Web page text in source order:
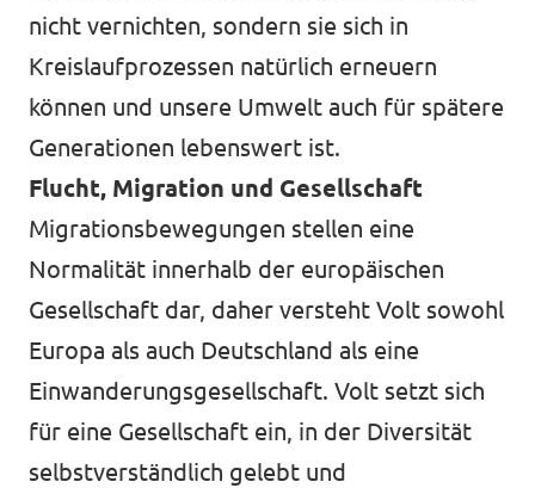
nicht vernichten, sondern sie sich in
Kreislaufprozessen natürlich erneuern
können und unsere Umwelt auch für spätere
Generationen lebenswert ist.
Flucht, Migration und Gesellschaft
Migrationsbewegungen stellen eine
Normalität innerhalb der europäischen
Gesellschaft dar, daher versteht Volt sowohl
Europa als auch Deutschland als eine
Einwanderungsgesellschaft. Volt setzt sich
für eine Gesellschaft ein, in der Diversität
selbstverständlich gelebt und